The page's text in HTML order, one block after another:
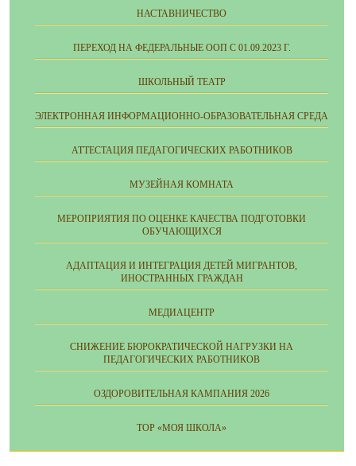
НАСТАВНИЧЕСТВО
ПЕРЕХОД НА ФЕДЕРАЛЬНЫЕ ООП С 01.09.2023 Г.
ШКОЛЬНЫЙ ТЕАТР
ЭЛЕКТРОННАЯ ИНФОРМАЦИОННО-ОБРАЗОВАТЕЛЬНАЯ СРЕДА
АТТЕСТАЦИЯ ПЕДАГОГИЧЕСКИХ РАБОТНИКОВ
МУЗЕЙНАЯ КОМНАТА
МЕРОПРИЯТИЯ ПО ОЦЕНКЕ КАЧЕСТВА ПОДГОТОВКИ
ОБУЧАЮЩИХСЯ
АДАПТАЦИЯ И ИНТЕГРАЦИЯ ДЕТЕЙ МИГРАНТОВ,
ИНОСТРАННЫХ ГРАЖДАН
МЕДИАЦЕНТР
СНИЖЕНИЕ БЮРОКРАТИЧЕСКОЙ НАГРУЗКИ НА
ПЕДАГОГИЧЕСКИХ РАБОТНИКОВ
ОЗДОРОВИТЕЛЬНАЯ КАМПАНИЯ 2026
ТОР «МОЯ ШКОЛА»